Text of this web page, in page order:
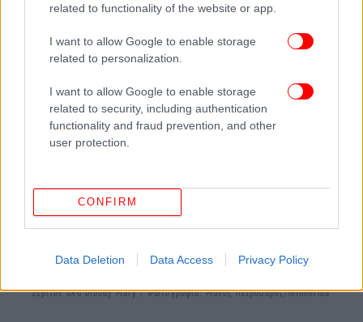
related to functionality of the website or app.
I want to allow Google to enable storage
related to personalization.
I want to allow Google to enable storage
related to security, including authentication
functionality and fraud prevention, and other
user protection.
CONFIRM
Data Deletion Data Access Privacy Policy
Σεβίτσε αλά bloody Mary / Φωτογραφία: Μάνος Λειβαδάρος/iefimerida